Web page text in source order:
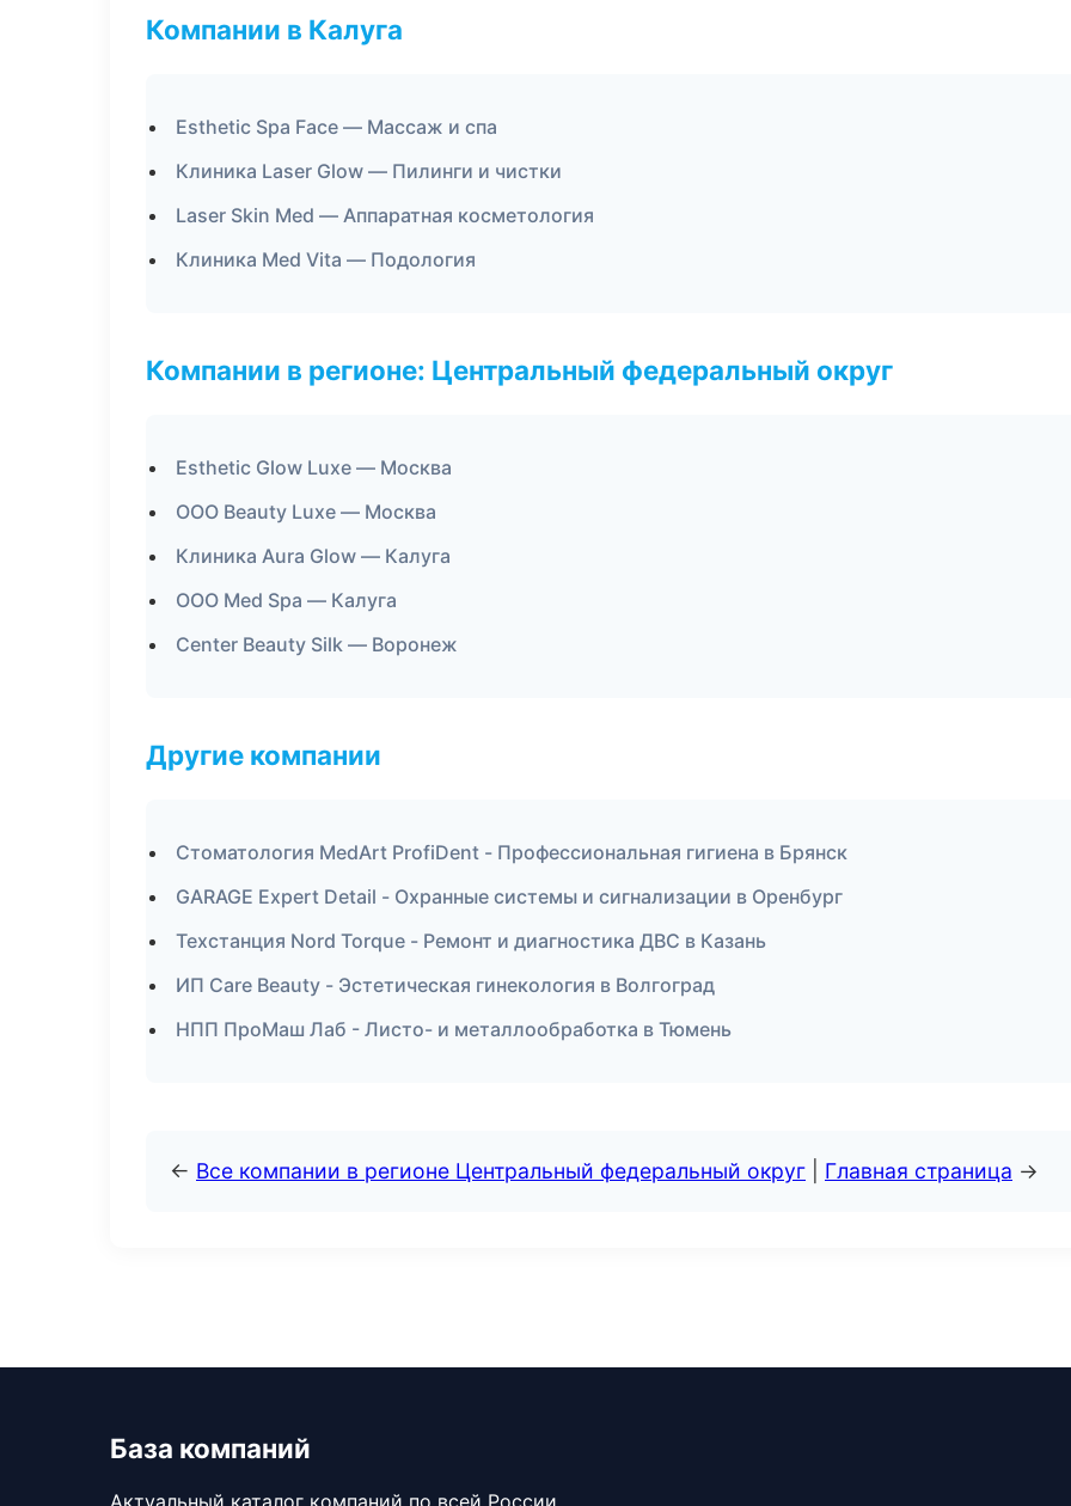
Компании в Калуга
Esthetic Spa Face — Массаж и спа
Клиника Laser Glow — Пилинги и чистки
Laser Skin Med — Аппаратная косметология
Клиника Med Vita — Подология
Компании в регионе: Центральный федеральный округ
Esthetic Glow Luxe — Москва
ООО Beauty Luxe — Москва
Клиника Aura Glow — Калуга
ООО Med Spa — Калуга
Center Beauty Silk — Воронеж
Другие компании
Стоматология MedArt ProfiDent - Профессиональная гигиена в Брянск
GARAGE Expert Detail - Охранные системы и сигнализации в Оренбург
Техстанция Nord Torque - Ремонт и диагностика ДВС в Казань
ИП Care Beauty - Эстетическая гинекология в Волгоград
НПП ПроМаш Лаб - Листо- и металлообработка в Тюмень
← Все компании в регионе Центральный федеральный округ Главная страница →
База компаний
Актуальный каталог компаний по всей России